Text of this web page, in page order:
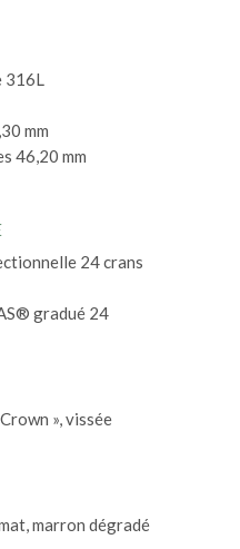
316L
mm
46,20 mm
24 crans
gradué 24
», vissée
marron dégradé